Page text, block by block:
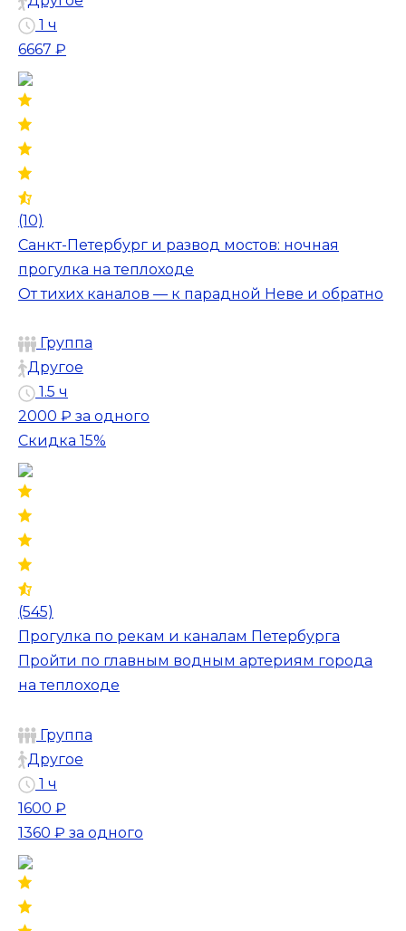
1 ч
6667 ₽
(10)
Санкт-Петербург и развод мостов: ночная
прогулка на теплоходе
От тихих каналов — к парадной Неве и обратно
Группа
Другое
1.5 ч
2000 ₽ за одного
Скидка 15%
(545)
Прогулка по рекам и каналам Петербурга
Пройти по главным водным артериям города
на теплоходе
Группа
Другое
1 ч
1600 ₽
1360 ₽ за одного